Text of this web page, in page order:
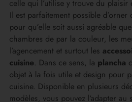
celle qui l’utilise y trouve du plaisir
Il est parfaitement possible d’orner
pour qu’elle soit aussi agréable
chambres de par la couleur, les
l’agencement et surtout les
cuisine. Dans ce sens, la plancha
objet à la fois utile et design pour
cuisine. Disponible en plusieurs
modèles, vous pouvez l’adapter au